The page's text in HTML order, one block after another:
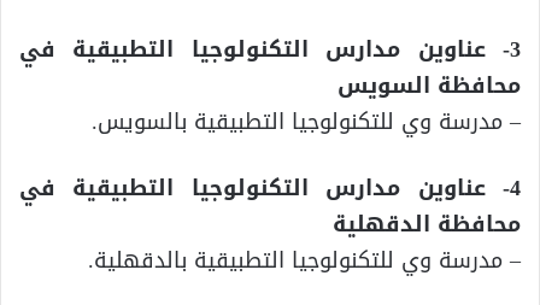
3- عناوين مدارس التكنولوجيا التطبيقية في
محافظة السويس
– مدرسة وي للتكنولوجيا التطبيقية بالسويس.
4- عناوين مدارس التكنولوجيا التطبيقية في
محافظة الدقهلية
– مدرسة وي للتكنولوجيا التطبيقية بالدقهلية.